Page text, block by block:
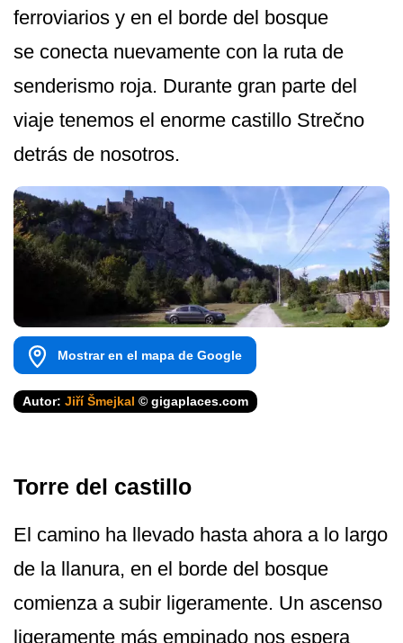
ferroviarios y en el borde del bosque
se conecta nuevamente con la ruta de
senderismo roja. Durante gran parte del
viaje tenemos el enorme castillo Strečno
detrás de nosotros.
Mostrar en el mapa de Google
Autor: Jiří Šmejkal © gigaplaces.com
Torre del castillo
El camino ha llevado hasta ahora a lo largo
de la llanura, en el borde del bosque
comienza a subir ligeramente. Un ascenso
ligeramente más empinado nos espera